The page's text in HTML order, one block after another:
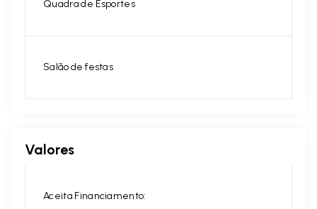
Quadra de Esportes
Salão de festas
Valores
Aceita Financiamento: